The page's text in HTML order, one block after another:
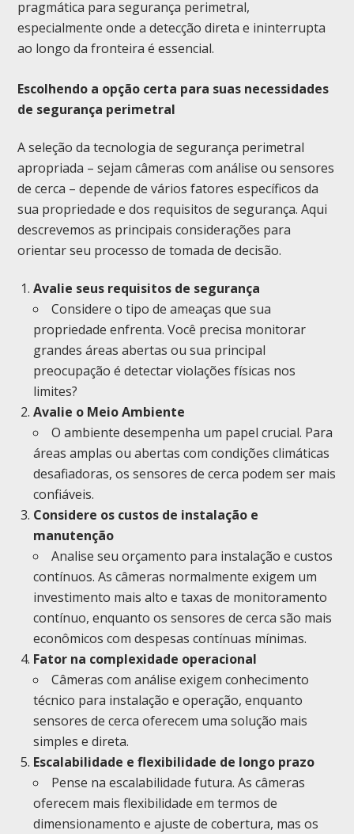
pragmática para segurança perimetral,
especialmente onde a detecção direta e ininterrupta
ao longo da fronteira é essencial.
Escolhendo a opção certa para suas necessidades
de segurança perimetral
A seleção da tecnologia de segurança perimetral
apropriada – sejam câmeras com análise ou sensores
de cerca – depende de vários fatores específicos da
sua propriedade e dos requisitos de segurança. Aqui
descrevemos as principais considerações para
orientar seu processo de tomada de decisão.
Avalie seus requisitos de segurança
Considere o tipo de ameaças que sua
propriedade enfrenta. Você precisa monitorar
grandes áreas abertas ou sua principal
preocupação é detectar violações físicas nos
limites?
Avalie o Meio Ambiente
O ambiente desempenha um papel crucial. Para
áreas amplas ou abertas com condições climáticas
desafiadoras, os sensores de cerca podem ser mais
confiáveis.
Considere os custos de instalação e
manutenção
Analise seu orçamento para instalação e custos
contínuos. As câmeras normalmente exigem um
investimento mais alto e taxas de monitoramento
contínuo, enquanto os sensores de cerca são mais
econômicos com despesas contínuas mínimas.
Fator na complexidade operacional
Câmeras com análise exigem conhecimento
técnico para instalação e operação, enquanto
sensores de cerca oferecem uma solução mais
simples e direta.
Escalabilidade e flexibilidade de longo prazo
Pense na escalabilidade futura. As câmeras
oferecem mais flexibilidade em termos de
dimensionamento e ajuste de cobertura, mas os